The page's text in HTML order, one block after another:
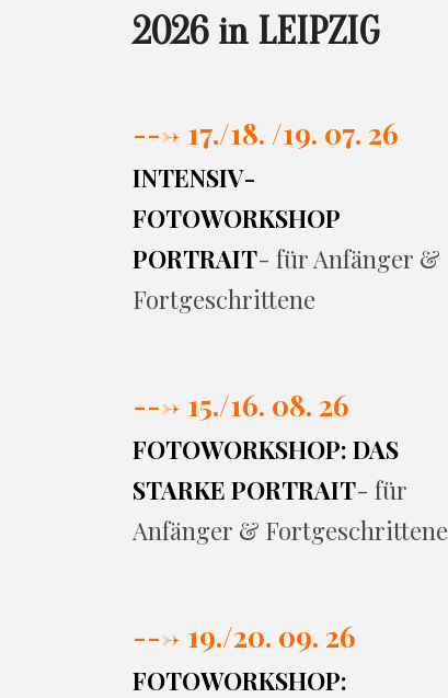
2026 in LEIPZIG
---> 17./18. /19. 07. 26
INTENSIV-
FOTOWORKSHOP
PORTRAIT- für Anfänger &
Fortgeschrittene
---> 15./16. 08. 26
FOTOWORKSHOP: DAS
STARKE PORTRAIT- für
Anfänger & Fortgeschrittene
---> 19./20. 09. 26
FOTOWORKSHOP: